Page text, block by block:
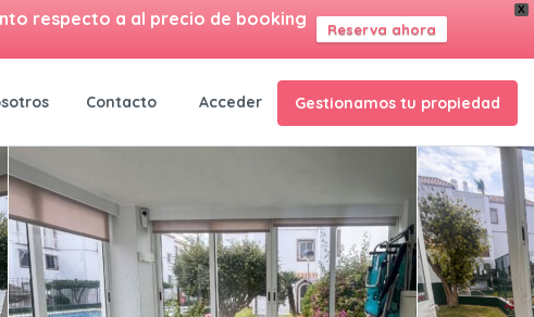
X
respecto a al precio de booking Reserva ahora
Contacto Acceder Gestionamos tu propiedad